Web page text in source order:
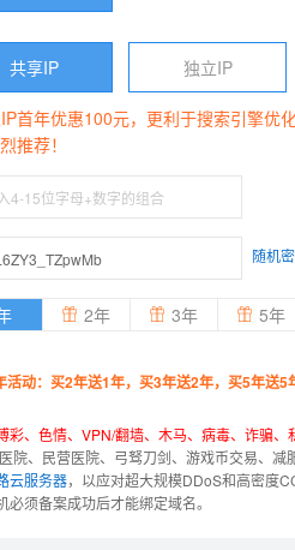
共享IP 独立IP
首年优惠100元，更利于搜索引擎优
推荐！
随机
2年 3年 5年
活动：买2年送1年，买3年送2年，买5年送5
彩、色情、VPN/翻墙、木马、病毒、诈骗
院、民营医院、弓驽刀剑、游戏币交易、
云服务器，以应对超大规模DDoS和高密度
必须备案成功后才能绑定域名。